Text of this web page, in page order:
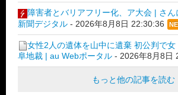
障害者とバリアフリー化、ア大会 | さん
新聞デジタル - 2026年8月8日 22:30:36
女性2人の遺体を山中に遺棄 初公判で
阜地裁 | au Webポータル - 2026年8月8日
もっと他の記事を読む